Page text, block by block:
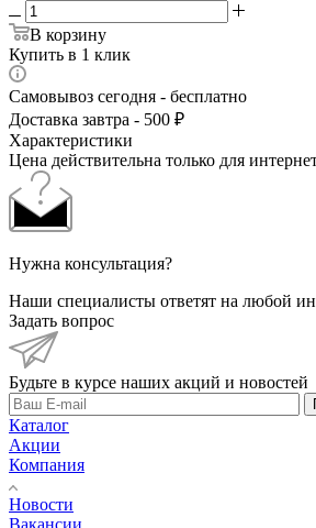
В корзину
Купить в 1 клик
Самовывоз сегодня - бесплатно
Доставка завтра - 500 ₽
Характеристики
Цена действительна только для
Нужна консультация?
Наши специалисты ответят на любой
Задать вопрос
Будьте в курсе наших акций и новостей
Каталог
Акции
Компания
Новости
Вакансии